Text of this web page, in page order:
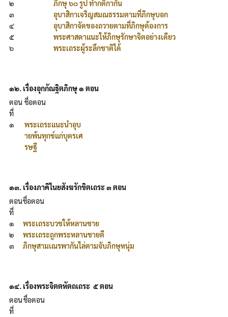
๒
ภิกษุ ๖๐ รูป ทำกติกากัน
๓
อุบาสิกาเจริญสมณธรรมตามที่ภิกษุบอก
๔
อุบาสิกาจัดของถวายตามที่ภิกษุต้องการ
๕
พระศาสดาแนะให้ภิกษุรักษาจิตอย่างเดียว
๖
พระเถระผู้ระลึกชาติได้
๑๒. เรื่องอุกกัณฐิตภิกษุ ๑ ตอน
ตอน
ที่
ชื่อตอน
๑
พระเถระแนะนำอุบ
ายพ้นทุกข์แก่บุตรเศ
รษฐี
๑๓. เรื่องภาคิไนยสังฆรักขิตเถระ ๓ ตอน
ตอน
ที่
ชื่อตอน
๑
พระเถระบวชให้หลานชาย
๒
พระเถระถูกพระหลานชายตี
๓
ภิกษุสามเณรพากันไล่ตามจับภิกษุหนุ่ม
๑๔. เรื่องพระจิตตหัตถเถระ ๕ ตอน
ตอน
ที่
ชื่อตอน